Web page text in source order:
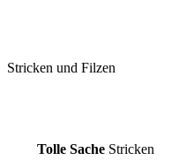
Stricken und Filzen
Tolle SacheStricken